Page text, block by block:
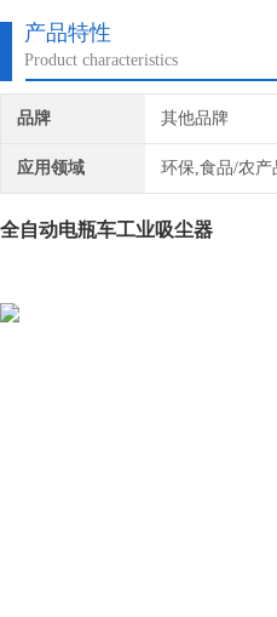
可售卖地：全国 型号：DL-60L
产品特性
Product characteristics
品牌 其他品牌
应用领域 环保,食品/农产
全自动电瓶车工业吸尘器